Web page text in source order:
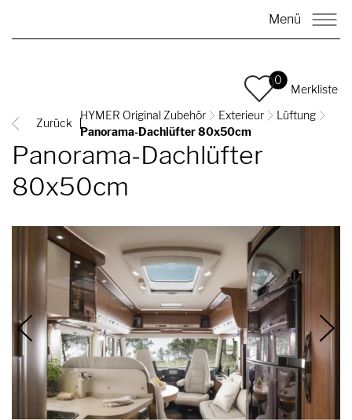
Menü
0
Merkliste
Zurück
HYMER Original Zubehör Exterieur
Lüftung
Panorama-Dachlüfter 80x50cm
Panorama-Dachlüfter
80x50cm